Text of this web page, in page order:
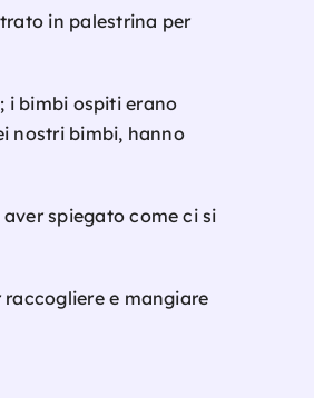
in palestrina per
i bimbi ospiti erano
nostri bimbi, hanno
spiegato come ci si
e mangiare